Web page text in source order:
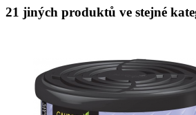
21 jiných produktů ve stejné